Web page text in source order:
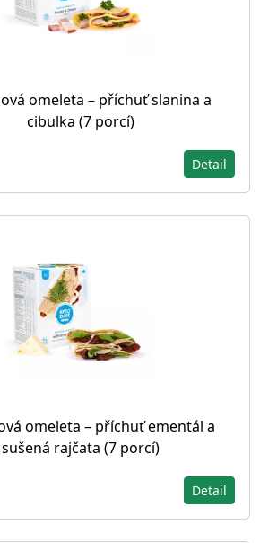
omeleta – příchuť slanina a
cibulka (7 porcí)
Detail
omeleta – příchuť ementál a
sušená rajčata (7 porcí)
Detail